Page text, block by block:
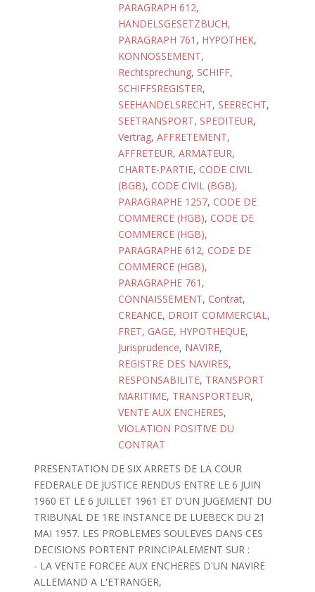
PARAGRAPH 612,
HANDELSGESETZBUCH,
PARAGRAPH 761 , HYPOTHEK,
KONNOSSEMENT,
Rechtsprechung, SCHIFF,
SCHIFFSREGISTER,
SEEHANDELSRECHT, SEERECHT,
SEETRANSPORT, SPEDITEUR,
Vertrag, AFFRETEMENT,
AFFRETEUR, ARMATEUR,
CHARTE-PARTIE, CODE CIVIL
(BGB), CODE CIVIL (BGB),
PARAGRAPHE 1257, CODE DE
COMMERCE (HGB), CODE DE
COMMERCE (HGB),
PARAGRAPHE 612, CODE DE
COMMERCE (HGB),
PARAGRAPHE 761 ,
CONNAISSEMENT, Contrat,
CREANCE, DROIT COMMERCIAL,
FRET, GAGE, HYPOTHEQUE,
Jurisprudence, NAVIRE,
REGISTRE DES NAVIRES,
RESPONSABILITE, TRANSPORT
MARITIME, TRANSPORTEUR,
VENTE AUX ENCHERES,
VIOLATION POSITIVE DU
CONTRAT
PRESENTATION DE SIX ARRETS DE LA COUR
FEDERALE DE JUSTICE RENDUS ENTRE LE 6 JUIN
1960 ET LE 6 JUILLET 1961 ET D'UN JUGEMENT DU
TRIBUNAL DE 1RE INSTANCE DE LUEBECK DU 21
MAI 1957. LES PROBLEMES SOULEVES DANS CES
DECISIONS PORTENT PRINCIPALEMENT SUR :
- LA VENTE FORCEE AUX ENCHERES D'UN NAVIRE
ALLEMAND A L'ETRANGER,